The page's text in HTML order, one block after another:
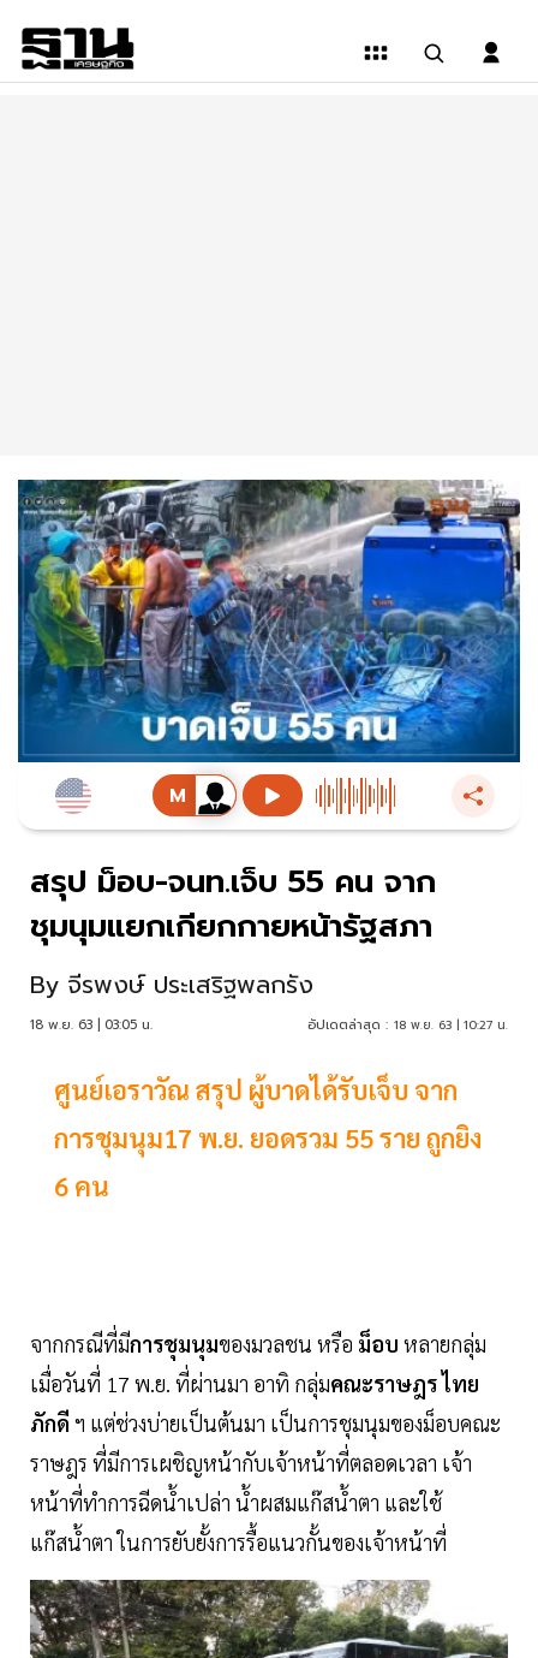
สรุป ม็อบ-จนท.เจ็บ 55 คน จาก
ชุมนุมแยกเกียกกายหน้ารัฐสภา
By จีรพงษ์ ประเสริฐพลกรัง
18 พ.ย. 63 | 03:05 น. อัปเดตล่าสุด : 18 พ.ย. 63 | 10:27 น.
ศูนย์เอราวัณ สรุป ผู้บาดได้รับเจ็บ จาก
การชุมนุม17 พ.ย. ยอดรวม 55 ราย ถูกยิง
6 คน
จากกรณีที่มีการชุมนุมของมวลชน หรือ ม็อบ หลายกลุ่ม
เมื่อวันที่ 17 พ.ย. ที่ผ่านมา อาทิ กลุ่มคณะราษฎรไทย
ภักดี ฯ แต่ช่วงบ่ายเป็นต้นมา เป็นการชุมนุมของม็อบคณะ
ราษฎร ที่มีการเผชิญหน้ากับเจ้าหน้าที่ตลอดเวลา เจ้า
หน้าที่ทำการฉีดน้ำเปล่า น้ำผสมแก๊สน้ำตา และใช้
แก๊สน้ำตา ในการยับยั้งการรื้อแนวกั้นของเจ้าหน้าที่